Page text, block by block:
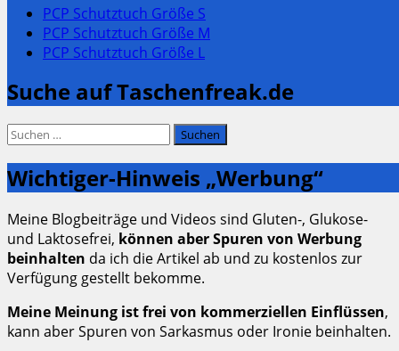
PCP Schutztuch Größe S
PCP Schutztuch Größe M
PCP Schutztuch Größe L
Suche auf Taschenfreak.de
Suchen
nach:
Wichtiger-Hinweis „Werbung“
Meine Blogbeiträge und Videos sind Gluten-, Glukose-
und Laktosefrei, können aber Spuren von Werbung
beinhalten da ich die Artikel ab und zu kostenlos zur
Verfügung gestellt bekomme.
Meine Meinung ist frei von kommerziellen Einflüssen,
kann aber Spuren von Sarkasmus oder Ironie beinhalten.